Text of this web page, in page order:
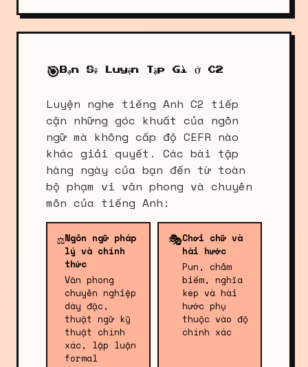
🎯 Bạn Sẽ Luyện Tập Gì Ở C2
Luyện nghe tiếng Anh C2 tiếp
cận những góc khuất của ngôn
ngữ mà không cấp độ CEFR nào
khác giải quyết. Các bài tập
hàng ngày của bạn đến từ toàn
bộ phạm vi văn phong và chuyên
môn của tiếng Anh:
⚖️Ngôn ngữ pháp
lý và chính
thức
Văn phong
chuyên nghiệp
dày đặc,
thuật ngữ kỹ
thuật chính
xác, lập luận
formal
🎭Chơi chữ và
hài hước
Pun, châm
biếm, nghĩa
kép và hài
hước phụ
thuộc vào độ
chính xác